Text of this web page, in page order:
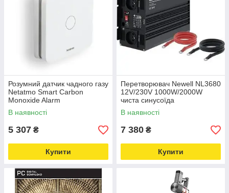
Розумний датчик чадного газу
Netatmo Smart Carbon
Monoxide Alarm
В наявності
5 307 ₴
Купити
Перетворювач Newell NL3680
12V/230V 1000W/2000W
чиста синусоїда
В наявності
7 380 ₴
Купити